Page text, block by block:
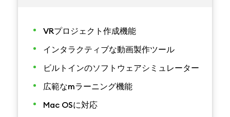
VRプロジェクト作成機能
インタラクティブな動画製作ツール
ビルトインのソフトウェアシミュレーター
広範なmラーニング機能
Mac OSに対応